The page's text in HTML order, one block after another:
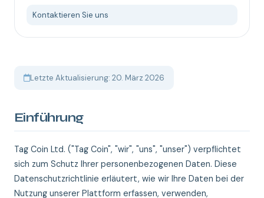
Kontaktieren Sie uns
Letzte Aktualisierung: 20. März 2026
Einführung
Tag Coin Ltd. ("Tag Coin", "wir", "uns", "unser") verpflichtet
sich zum Schutz Ihrer personenbezogenen Daten. Diese
Datenschutzrichtlinie erläutert, wie wir Ihre Daten bei der
Nutzung unserer Plattform erfassen, verwenden,